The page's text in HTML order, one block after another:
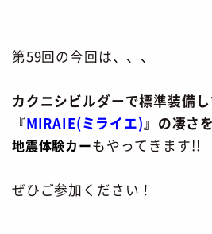
第59回の今回は、、、
カクニシビルダーで標準装備
『MIRAIE(ミライエ)』の凄さ
地震体験カーもやってきます!!
ぜひご参加ください！